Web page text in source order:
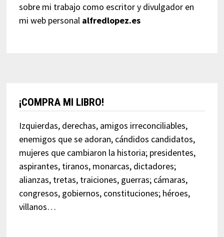
sobre mi trabajo como escritor y divulgador en
mi web personal alfredlopez.es
¡COMPRA MI LIBRO!
Izquierdas, derechas, amigos irreconciliables,
enemigos que se adoran, cándidos candidatos,
mujeres que cambiaron la historia; presidentes,
aspirantes, tiranos, monarcas, dictadores;
alianzas, tretas, traiciones, guerras; cámaras,
congresos, gobiernos, constituciones; héroes,
villanos…